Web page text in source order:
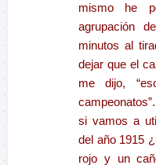
mismo he
agrupación
minutos al
dejar que el
me dijo,
si vamos a
del año 1915
rojo y un